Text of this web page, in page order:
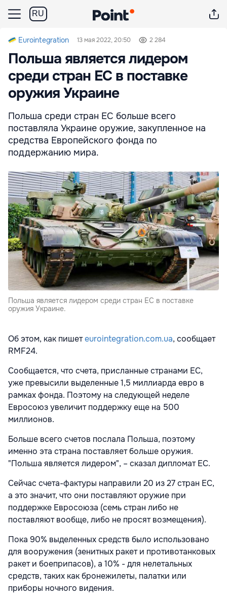
RU
Eurointegration 13 мая 2022, 20:50 2 284
Польша является лидером
среди стран ЕС в поставке
оружия Украине
Польша среди стран ЕС больше всего
поставляла Украине оружие, закупленное на
средства Европейского фонда по
поддержанию мира.
Польша является лидером среди стран ЕС в поставке
оружия Украине.
Об этом, как пишетeurointegration.com.ua, сообщает
RMF24.
Сообщается, что счета, присланные странами ЕС,
уже превысили выделенные 1,5 миллиарда евро в
рамках фонда. Поэтому на следующей неделе
Евросоюз увеличит поддержку еще на 500
миллионов.
Больше всего счетов послала Польша, поэтому
именно эта страна поставляет больше оружия.
"Польша является лидером", – сказал дипломат ЕС.
Сейчас счета-фактуры направили 20 из 27 стран ЕС,
а это значит, что они поставляют оружие при
поддержке Евросоюза (семь стран либо не
поставляют вообще, либо не просят возмещения).
Пока 90% выделенных средств было использовано
для вооружения (зенитных ракет и противотанковых
ракет и боеприпасов), а 10% - для нелетальных
средств, таких как бронежилеты, палатки или
приборы ночного видения.